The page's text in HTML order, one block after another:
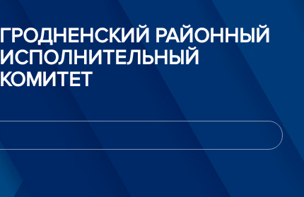
ГРОДНЕНСКИЙ РАЙОННЫЙ
ИСПОЛНИТЕЛЬНЫЙ
КОМИТЕТ